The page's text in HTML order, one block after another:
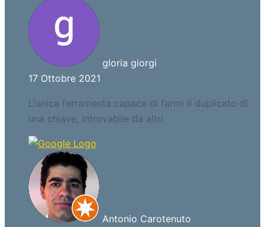
gloria giorgi
17 Ottobre 2021
L'unica ferramenta capace di farmi il duplicato di
una chiave, introvabile da altri
Antonio Carotenuto